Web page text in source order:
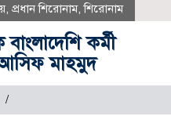
, প্রধান শিরোনাম,শিরোনাম
কর্মী
আসিফ মাহমুদ